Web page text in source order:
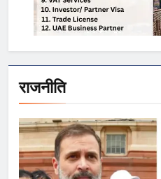
राजनीति